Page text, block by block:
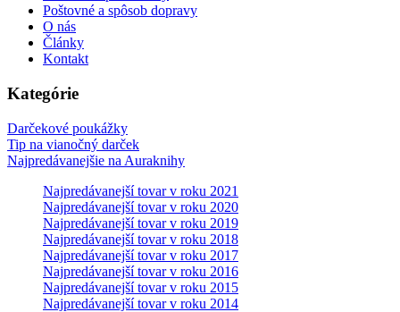
Poštovné a spôsob dopravy
O nás
Články
Kontakt
Kategórie
Darčekové poukážky
Tip na vianočný darček
Najpredávanejšie na Auraknihy
Najpredávanejší tovar v roku 2021
Najpredávanejší tovar v roku 2020
Najpredávanejší tovar v roku 2019
Najpredávanejší tovar v roku 2018
Najpredávanejší tovar v roku 2017
Najpredávanejší tovar v roku 2016
Najpredávanejší tovar v roku 2015
Najpredávanejší tovar v roku 2014